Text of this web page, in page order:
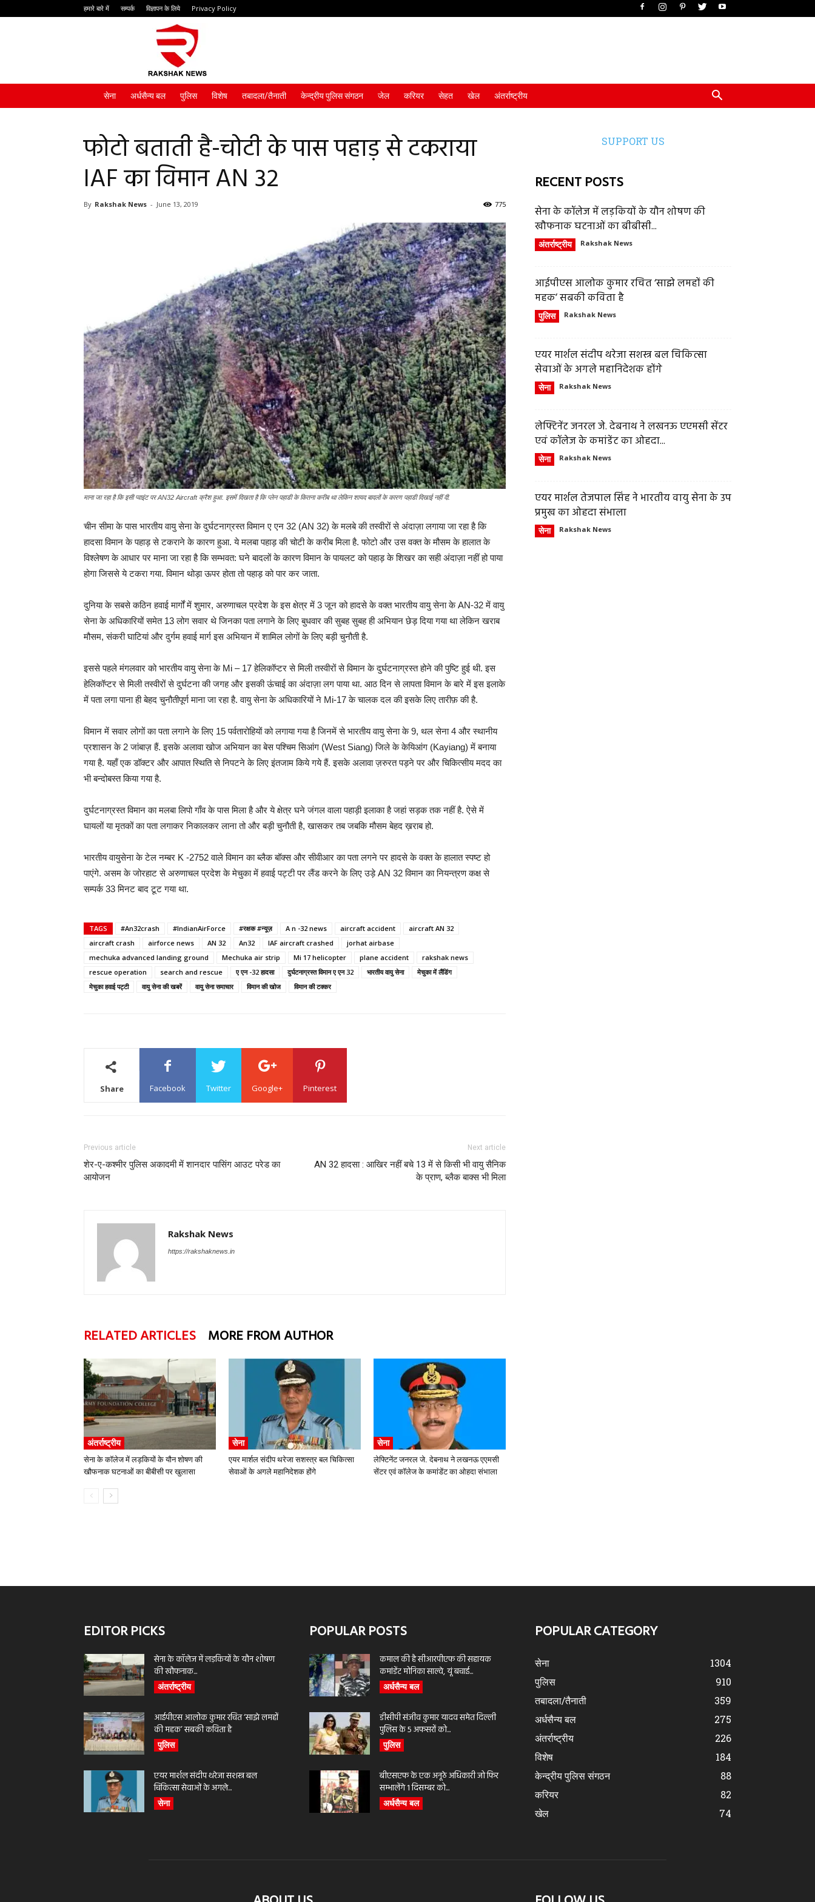
हमारे बारे में सम्पर्क विज्ञापन के लिये Privacy Policy
सेना अर्धसैन्य बल पुलिस विशेष तबादला/तैनाती केन्द्रीय पुलिस संगठन जेल करियर सेहत खेल अंतर्राष्ट्रीय
फोटो बताती है-चोटी के पास पहाड़ से टकराया
IAF का विमान AN 32
By Rakshak News - June 13, 2019 775
माना जा रहा है कि इसी प्वाइंट पर AN32 Aircraft क्रैश हुआ. इसमें दिखता है कि प्लेन पहाडी के कितना करीब था लेकिन शायद बादलों के कारण पहाडी दिखाई नहीं दी.
चीन सीमा के पास भारतीय वायु सेना के दुर्घटनाग्रस्त विमान ए एन 32 (AN 32) के मलबे की तस्वीरों से अंदाज़ा लगाया जा रहा है कि
हादसा विमान के पहाड़ से टकराने के कारण हुआ. ये मलबा पहाड़ की चोटी के करीब मिला है. फोटो और उस वक्त के मौसम के हालात के
विश्लेषण के आधार पर माना जा रहा है कि सम्भवत: घने बादलों के कारण विमान के पायलट को पहाड़ के शिखर का सही अंदाज़ा नहीं हो पाया
होगा जिससे ये टकरा गया. विमान थोड़ा ऊपर होता तो पहाड़ को पार कर जाता.
दुनिया के सबसे कठिन हवाई मार्गों में शुमार, अरुणाचल प्रदेश के इस क्षेत्र में 3 जून को हादसे के वक्त भारतीय वायु सेना के AN-32 में वायु
सेना के अधिकारियों समेत 13 लोग सवार थे जिनका पता लगाने के लिए बुधवार की सुबह सुबह ही अभियान छेड़ दिया गया था लेकिन खराब
मौसम, संकरी घाटियां और दुर्गम हवाई मार्ग इस अभियान में शामिल लोगों के लिए बड़ी चुनौती है.
इससे पहले मंगलवार को भारतीय वायु सेना के Mi – 17 हेलिकॉप्टर से मिली तस्वीरों से विमान के दुर्घटनाग्रस्त होने की पुष्टि हुई थी. इस
हेलिकॉप्टर से मिली तस्वीरों से दुर्घटना की जगह और इसकी ऊंचाई का अंदाज़ा लग पाया था. आठ दिन से लापता विमान के बारे में इस इलाके
में पता लगा पाना ही बेहद चुनौतीपूर्ण माना जा रहा है. वायु सेना के अधिकारियों ने Mi-17 के चालक दल की इसके लिए तारीफ़ की है.
विमान में सवार लोगों का पता लगाने के लिए 15 पर्वतारोहियों को लगाया गया है जिनमें से भारतीय वायु सेना के 9, थल सेना 4 और स्थानीय
प्रशासन के 2 जांबाज़ हैं. इसके अलावा खोज अभियान का बेस पश्चिम सिआंग (West Siang) जिले के केयिआंग (Kayiang) में बनाया
गया है. यहाँ एक डॉक्टर और आपात स्थिति से निपटने के लिए इंतजाम किये गये हैं. इसके अलावा ज़रुरत पड़ने पर और चिकित्सीय मदद का
भी बन्दोबस्त किया गया है.
दुर्घटनाग्रस्त विमान का मलबा लिपो गाँव के पास मिला है और ये क्षेत्र घने जंगल वाला पहाड़ी इलाका है जहां सड़क तक नहीं है. ऐसे में
घायलों या मृतकों का पता लगाकर निकालकर लाना तो और बड़ी चुनौती है, खासकर तब जबकि मौसम बेहद ख़राब हो.
भारतीय वायुसेना के टेल नम्बर K -2752 वाले विमान का ब्लैक बॉक्स और सीवीआर का पता लगने पर हादसे के वक्त के हालात स्पष्ट हो
पाएंगे. असम के जोरहाट से अरुणाचल प्रदेश के मेचुका में हवाई पट्टी पर लैंड करने के लिए उड़े AN 32 विमान का नियन्त्रण कक्ष से
सम्पर्क 33 मिनट बाद टूट गया था.
TAGS #An32crash #IndianAirForce #रक्षक #न्यूज़ A n -32 news aircraft accident
aircraft AN 32
aircraft crash
airforce news AN 32 An32 IAF aircraft crashed
jorhat airbase
mechuka advanced landing ground
Mechuka air strip Mi 17 helicopter plane accident
rakshak news
rescue operation
search and rescue ए एन -32 हादसा दुर्घटनाग्रस्त विमान ए एन 32 भारतीय वायु सेना
मेचुका में लैंडिंग
मेचुका हवाई पट्टी
वायु सेना की खबरें वायु सेना समाचार विमान की खोज विमान की टक्कर
Share Facebook Twitter Google+ Pinterest
Previous article
शेर-ए-कश्मीर पुलिस अकादमी में शानदार पासिंग आउट परेड का
आयोजन
Next article
AN 32 हादसा : आखिर नहीं बचे 13 में से किसी भी वायु सैनिक
के प्राण, ब्लैक बाक्स भी मिला
Rakshak News
https://rakshaknews.in
RELATED ARTICLES MORE FROM AUTHOR
अंतर्राष्ट्रीय
सेना के कॉलेज में लड़कियों के यौन शोषण की
खौफनाक घटनाओं का बीबीसी पर खुलासा
सेना
एयर मार्शल संदीप थरेजा सशस्त्र बल चिकित्सा
सेवाओं के अगले महानिदेशक होंगे
सेना
लेफ्टिनेंट जनरल जे. देबनाथ ने लखनऊ एएमसी
सेंटर एवं कॉलेज के कमांडेंट का ओहदा संभाला
SUPPORT US
RECENT POSTS
सेना के कॉलेज में लड़कियों के यौन शोषण की
खौफनाक घटनाओं का बीबीसी...
अंतर्राष्ट्रीय Rakshak News
आईपीएस आलोक कुमार रचित ‘साझे लमहों की
महक’ सबकी कविता है
पुलिस Rakshak News
एयर मार्शल संदीप थरेजा सशस्त्र बल चिकित्सा
सेवाओं के अगले महानिदेशक होंगे
सेना Rakshak News
लेफ्टिनेंट जनरल जे. देबनाथ ने लखनऊ एएमसी सेंटर
एवं कॉलेज के कमांडेंट का ओहदा...
सेना Rakshak News
एयर मार्शल तेजपाल सिंह ने भारतीय वायु सेना के उप
प्रमुख का ओहदा संभाला
सेना Rakshak News
EDITOR PICKS
सेना के कॉलेज में लड़कियों के यौन शोषण
की खौफनाक...
अंतर्राष्ट्रीय
आईपीएस आलोक कुमार रचित ‘साझे लमहों
की महक’ सबकी कविता है
पुलिस
एयर मार्शल संदीप थरेजा सशस्त्र बल
चिकित्सा सेवाओं के अगले...
सेना
POPULAR POSTS
कमाल की है सीआरपीएफ की सहायक
कमांडेंट मोनिका साल्वे, यूं बचाई...
अर्धसैन्य बल
डीसीपी संजीव कुमार यादव समेत दिल्ली
पुलिस के 5 अफसरों को...
पुलिस
बीएसएफ के एक अनूठे अधिकारी जो फिर
सम्भालेंगे 1 दिसम्बर को...
अर्धसैन्य बल
POPULAR CATEGORY
सेना
1304
पुलिस
910
तबादला/तैनाती
359
अर्धसैन्य बल
275
अंतर्राष्ट्रीय
226
विशेष
184
केन्द्रीय पुलिस संगठन
88
करियर
82
खेल
74